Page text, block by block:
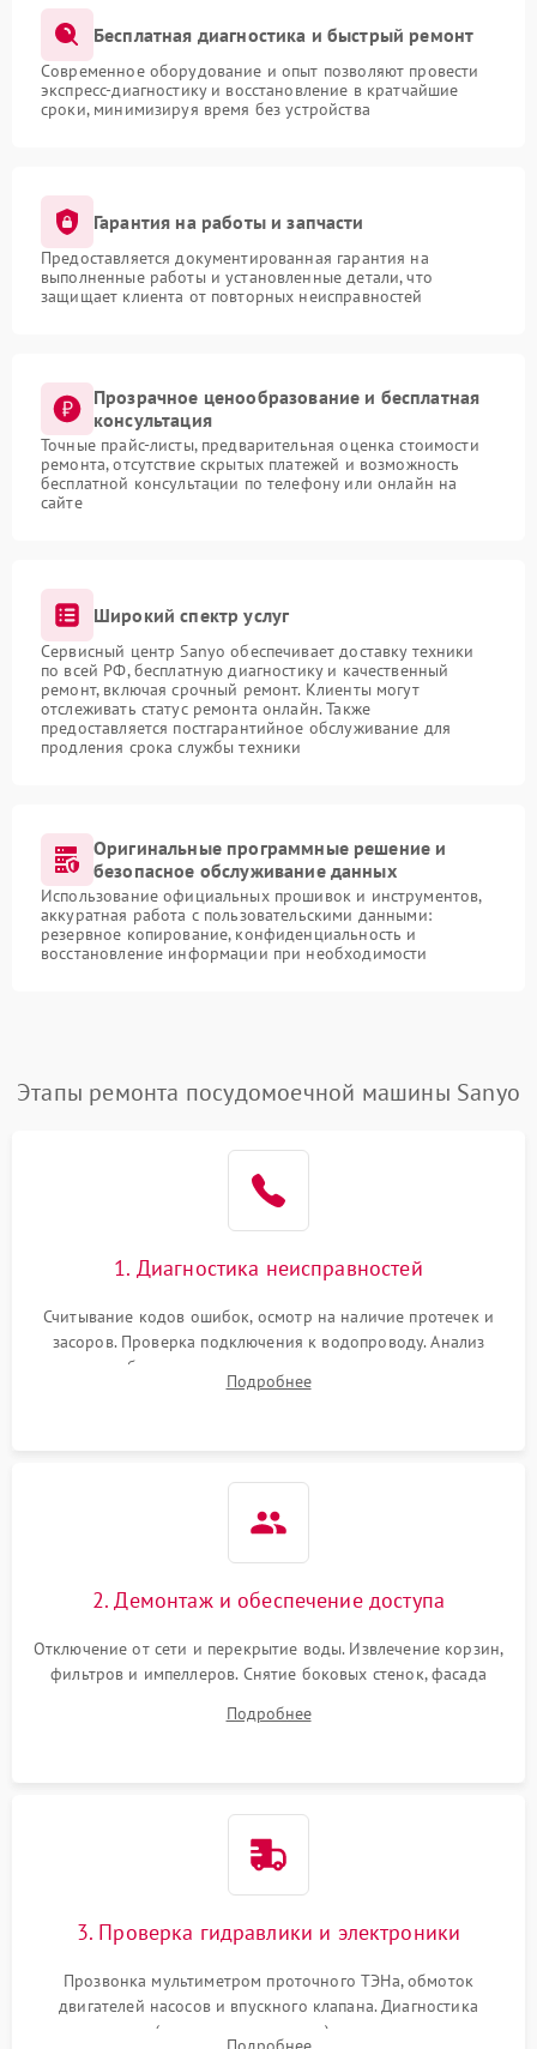
Бесплатная диагностика и быстрый ремонт
Современное оборудование и опыт позволяют провести
экспресс-диагностику и восстановление в кратчайшие
сроки, минимизируя время без устройства
Гарантия на работы и запчасти
Предоставляется документированная гарантия на
выполненные работы и установленные детали, что
защищает клиента от повторных неисправностей
Прозрачное ценообразование и бесплатная
консультация
Точные прайс-листы, предварительная оценка стоимости
ремонта, отсутствие скрытых платежей и возможность
бесплатной консультации по телефону или онлайн на
сайте
Широкий спектр услуг
Сервисный центр Sanyo обеспечивает доставку техники
по всей РФ, бесплатную диагностику и качественный
ремонт, включая срочный ремонт. Клиенты могут
отслеживать статус ремонта онлайн. Также
предоставляется постгарантийное обслуживание для
продления срока службы техники
Оригинальные программные решение и
безопасное обслуживание данных
Использование официальных прошивок и инструментов,
аккуратная работа с пользовательскими данными:
резервное копирование, конфиденциальность и
восстановление информации при необходимости
Этапы ремонта посудомоечной машины Sanyo
1. Диагностика неисправностей
Считывание кодов ошибок, осмотр на наличие протечек и
засоров. Проверка подключения к водопроводу. Анализ
жалоб на отсутствие слива, нагрева, вращения
разбрызгивателей или срабатывание системы защиты
Подробнее
2. Демонтаж и обеспечение доступа
Отключение от сети и перекрытие воды. Извлечение корзин,
фильтров и импеллеров. Снятие боковых стенок, фасада
циркуляционному насосу, ТЭНу и сливной помпе.
Подробнее
3. Проверка гидравлики и электроники
Прозвонка мультиметром проточного ТЭНа, обмоток
двигателей насосов и впускного клапана. Диагностика
прессостата (датчика уровня воды), датчика мутности,